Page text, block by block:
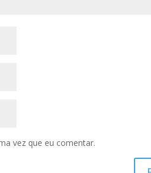
vez que eu comentar.